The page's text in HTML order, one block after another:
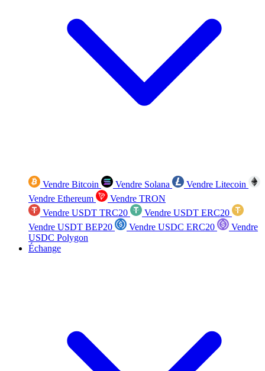
Vendre Bitcoin Vendre Solana
Vendre Litecoin
Vendre Ethereum
Vendre TRON
Vendre USDT TRC20
Vendre USDT ERC20
Vendre USDT BEP20
Vendre USDC ERC20
Vendre
USDC Polygon
Échange